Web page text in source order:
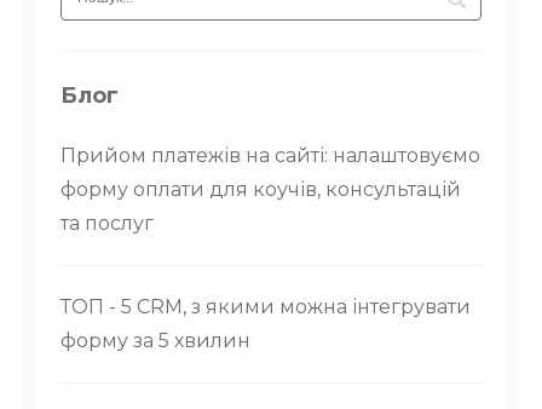
Блог
Прийом платежів на сайті: налаштовуємо
форму оплати для коучів, консультацій
та послуг
ТОП - 5 CRM, з якими можна інтегрувати
форму за 5 хвилин